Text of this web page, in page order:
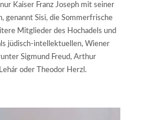
Kaiser Franz Joseph mit seiner
genannt Sisi, die Sommerfrische
Mitglieder des Hochadels und
jüdisch-intellektuellen, Wiener
Sigmund Freud, Arthur
oder Theodor Herzl.